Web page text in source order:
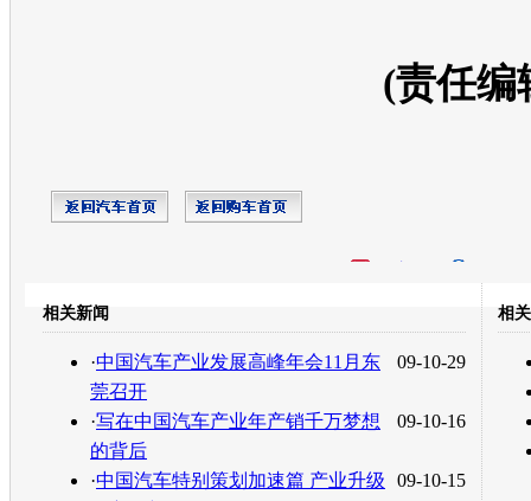
(责任编
转发至：
相关新闻
09-10-29
·中国汽车产业发展高峰年会11月东
莞召开
09-10-16
·写在中国汽车产业年产销千万梦想
的背后
09-10-15
·中国汽车特别策划加速篇 产业升级
相